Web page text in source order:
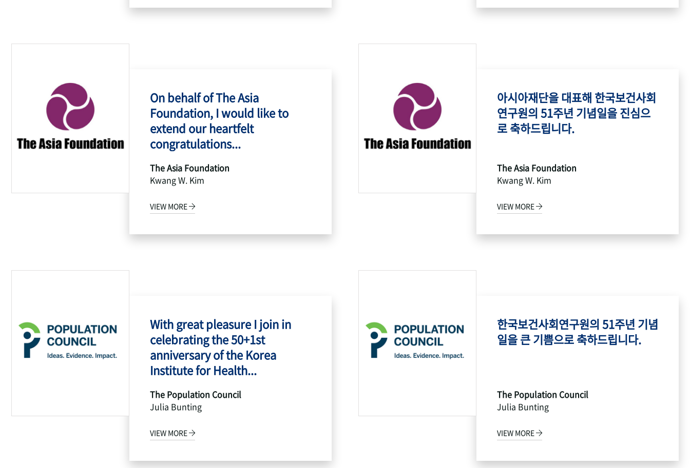
On behalf of The Asia
Foundation, I would like to
extend our heartfelt
congratulations...
The Asia Foundation
Kwang W. Kim
VIEW MORE
아시아재단을 대표해 한국보건사회
연구원의 51주년 기념일을 진심으
로 축하드립니다.
The Asia Foundation
Kwang W. Kim
VIEW MORE
With great pleasure I join in
celebrating the 50+1st
anniversary of the Korea
Institute for Health...
The Population Council
Julia Bunting
VIEW MORE
한국보건사회연구원의 51주년 기념
일을 큰 기쁨으로 축하드립니다.
The Population Council
Julia Bunting
VIEW MORE